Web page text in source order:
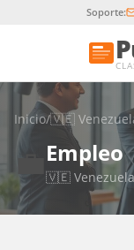
Soporte:
Inicio/🇻🇪
💼 Empleo
🇻🇪 Venezuela